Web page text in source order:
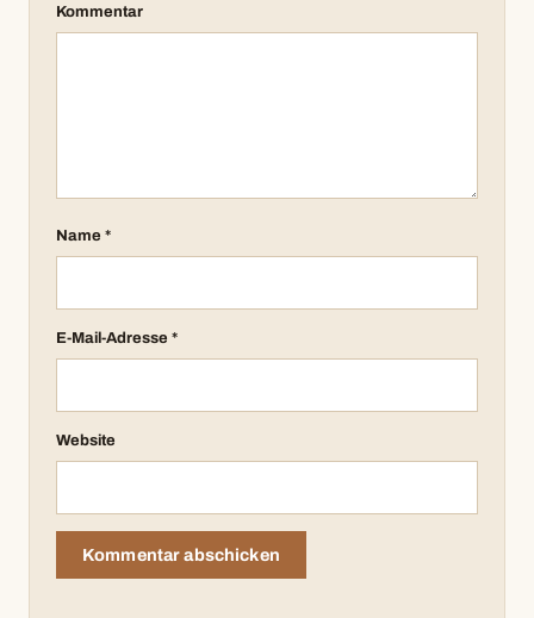
Kommentar
Name *
E-Mail-Adresse *
Website